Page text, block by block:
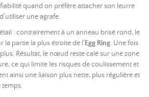
quand on préfère attacher son leurre
une agrafe.
: contrairement à un anneau brisé rond, le
partie la plus étroite de l’ Egg Ring. Une fois
Résultat, le nœud reste calé sur une zone
ce qui limite les risques de coulissement et
ainsi une liaison plus nette, plus régulière et
temps.